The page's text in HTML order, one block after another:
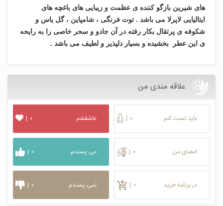
های شیرین بازگو کننده ی عظمت و زیبایی های باغچه های
ایتالیایی لاپرلا می باشد . توت فرنگی ، شامپاین ، گل یاس و
شکوفه ی پرتقال بکار رفته در آن جادو و سحر خاصی را به رایحه
ی این عطر بخشیده و بسیار دلپذیر و لطیف می باشد .
علاقه مندی من
باید تست کنم | ۰
امضای من | ۰
در برنامه خرید | ۰
عاشقشم | ۰
می پسندم | ۰
نمی پسندم | ۰